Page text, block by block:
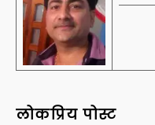
लोकप्रिय पोस्ट